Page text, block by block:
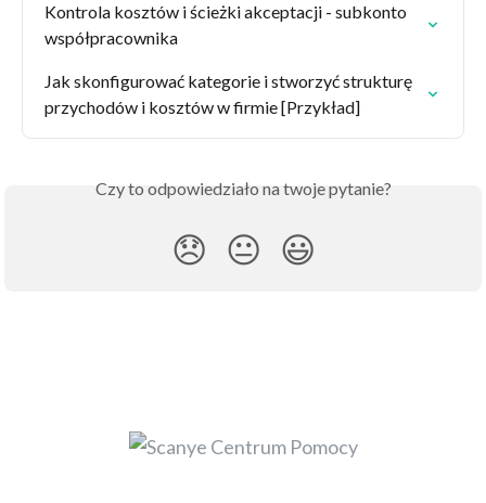
Kontrola kosztów i ścieżki akceptacji - subkonto
współpracownika
Jak skonfigurować kategorie i stworzyć strukturę
przychodów i kosztów w firmie [Przykład]
Czy to odpowiedziało na twoje pytanie?
😞 😐 😃